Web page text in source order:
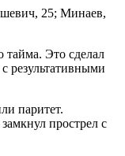
25; Минаев,
тайма. Это сделал
результативными
паритет.
прострел с